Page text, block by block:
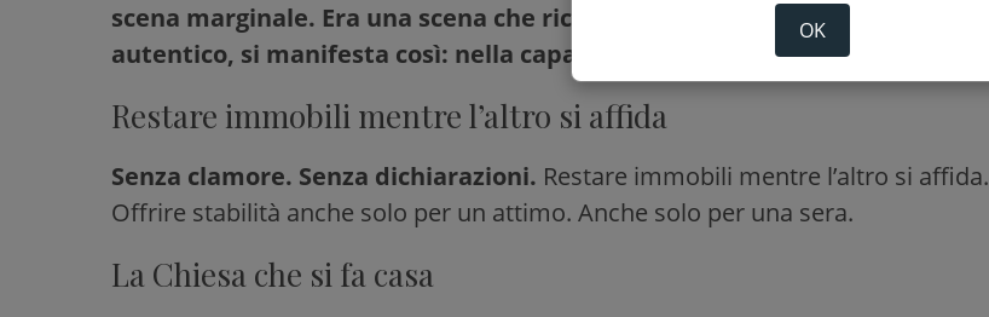
scena marginale. Era una scena che ricordava come l’amore, quando è
autentico, si manifesta così: nella capacità di esserci.
Restare immobili mentre l’altro si affida
Senza clamore. Senza dichiarazioni. Restare immobili mentre l’altro si affida.
Offrire stabilità anche solo per un attimo. Anche solo per una sera.
La Chiesa che si fa casa
OK